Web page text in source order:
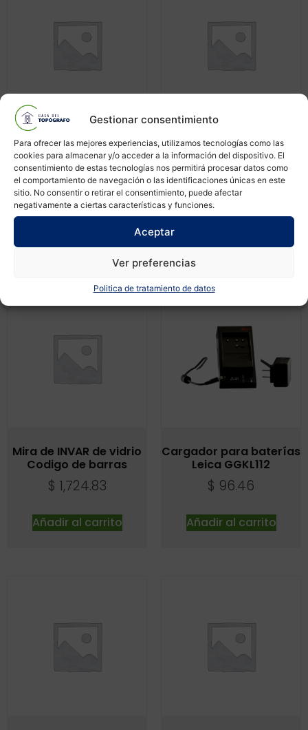
Gestionar consentimiento
Para ofrecer las mejores experiencias, utilizamos tecnologías como las
cookies para almacenar y/o acceder a la información del dispositivo. El
consentimiento de estas tecnologías nos permitirá procesar datos como
el comportamiento de navegación o las identificaciones únicas en este
sitio. No consentir o retirar el consentimiento, puede afectar
negativamente a ciertas características y funciones.
Aceptar
Ver preferencias
Politica de tratamiento de datos
Licencia permanente de
software TRION MODEL
versión PRO con
módulos avanzados
$6,334.40
Controlador de vuelo,
marca DJI, RC Pro
$1,926.00
Mira de INVAR de vidrio
Codigo de barras
$ 1,724.83
Añadir al carrito
Cargador para baterías
Leica GGKL112
$ 96.46
Añadir al carrito